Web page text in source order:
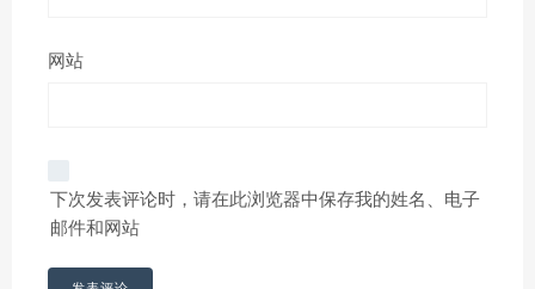
网站
下次发表评论时，请在此浏览器中保存我的姓名、电子
邮件和网站